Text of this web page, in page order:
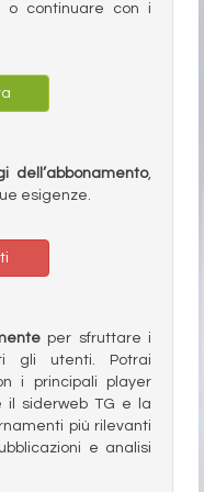
o continuare con i
dell’abbonamento,
esigenze.
per sfruttare i
gli utenti. Potrai
i principali player
il siderweb TG e la
più rilevanti
e analisi